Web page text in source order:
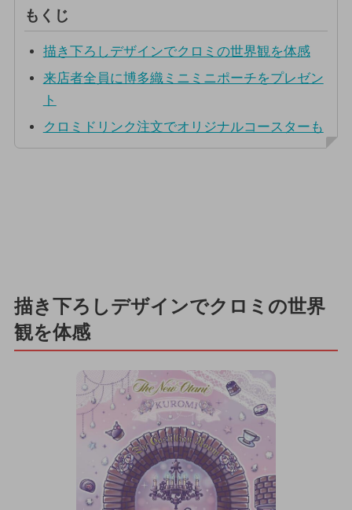
もくじ
描き下ろしデザインでクロミの世界観を体感
来店者全員に博多織ミニミニポーチをプレゼン
ト
クロミドリンク注文でオリジナルコースターも
描き下ろしデザインでクロミの世界
観を体感